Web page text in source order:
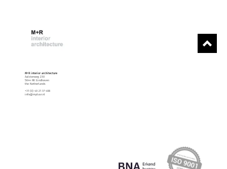
M+R interior architecture
Aalsterweg 230
5644 RK Eindhoven
the Netherlands
+31 (0) 40 21 37 408
info@mplusr.nl